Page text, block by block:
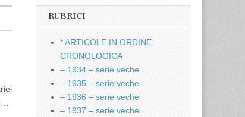
RUBRICI
* ARTICOLE IN ORDINE
CRONOLOGICA
– 1934 – serie veche
– 1935 – serie veche
– 1936 – serie veche
– 1937 – serie veche